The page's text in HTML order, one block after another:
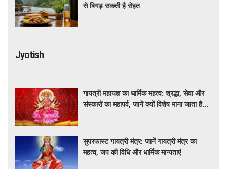
से बिगड़ सकती है सेहत
Jyotish
गायत्री महायज्ञ का धार्मिक महत्व: श्रद्धा, सेवा और
संस्कारों का महापर्व, जानें क्यों विशेष माना जाता है
सुपरफास्ट गायत्री मंत्र: जानें गायत्री मंत्र का
महत्व, जप की विधि और धार्मिक मान्यताएं